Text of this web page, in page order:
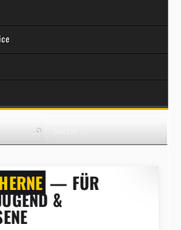
— FÜR
&